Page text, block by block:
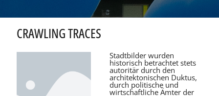
CRAWLING TRACES
Stadtbilder wurden
historisch betrachtet stets
autoritär durch den
architektonischen Duktus,
durch politische und
wirtschaftliche Ämter der